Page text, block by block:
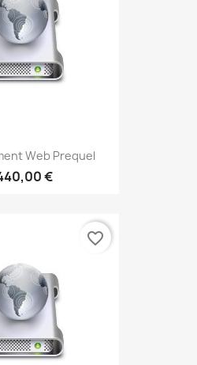
Web Prequel
€
favorite_border